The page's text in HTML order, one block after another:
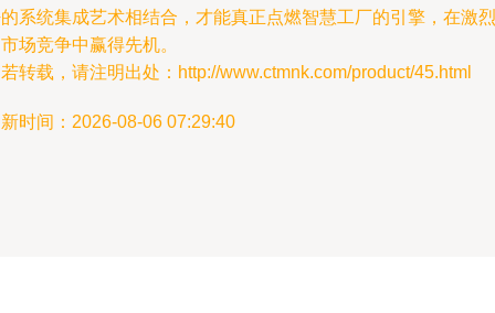
系统集成艺术相结合，才能真正点燃智慧工厂的引擎，在激烈
场竞争中赢得先机。
转载，请注明出处：http://www.ctmnk.com/product/45.html
时间：2026-08-06 07:29:40